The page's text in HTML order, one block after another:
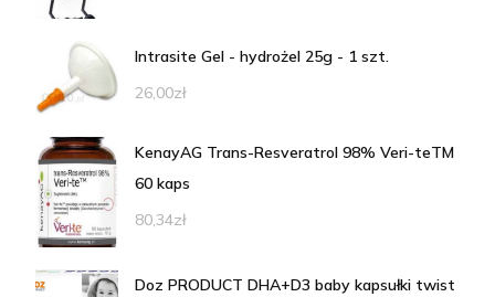
Intrasite Gel - hydrożel 25g - 1 szt.
26,00zł
KenayAG Trans-Resveratrol 98% Veri-teTM
60 kaps
80,34zł
Doz PRODUCT DHA+D3 baby kapsułki twist